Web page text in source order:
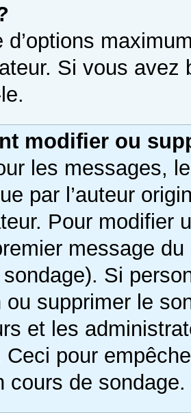
d’options
Si vous avez
modifier ou
les messages,
par l’auteur
Pour modifier
message du
Si
ou supprimer le
et les
Ceci pour
cours de sondage.